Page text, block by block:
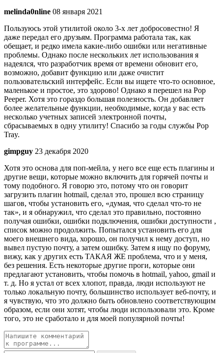
melinda0nline 08 января 2021
Пользуюсь этой утилитой около 3-х лет добросовестно! Я
даже передал его друзьям. Программа работала так, как
обещает, и редко имела какие-либо ошибки или негативные
проблемы. Однако после нескольких лет использования я
надеялся, что разработчик время от времени обновит его,
возможно, добавит функцию или даже очистит
пользовательский интерфейс. Если вы ищете что-то основное,
маленькое и простое, это здорово! Однако я перешел на Pop
Peeper. Хотя это гораздо большая полезность. Он добавляет
более желательные функции, необходимые, когда у вас есть
несколько учетных записей электронной почты,
сбрасываемых в одну утилиту! Спасибо за годы службы Pop
Tray.
gimpguy 23 декабря 2020
Хотя это основа для поп-мейла, у него все еще есть плагины и
другие вещи, которые можно включить для горячей почты и
тому подобного. Я говорю это, потому что он говорит
загрузить плагин hotmail, сделал это, прошел всю страницу
шагов, чтобы установить его, «думая, что сделал что-то не
так», и я обнаружил, что сделал это правильно, постоянно
получая ошибки, ошибки подключения, ошибки доступности ,
список можно продолжить. Попытался установить его для
моего внешнего вида, хорошо, он получил к нему доступ, но
вывел пустую почту, а затем ошибку. Затем я ищу по форуму,
вижу, как у других есть ТАКАЯ ЖЕ проблема, что и у меня,
без решения. Есть некоторые другие проги, которые они
предлагают установить, чтобы помочь в hotmail, yahoo, gmail и
т. д. Но я устал от всех хлопот, правда, люди используют не
только локальную почту, большинство использует веб-почту, и
я чувствую, что это должно быть обновлено соответствующим
образом, если они хотят, чтобы люди использовали это. Кроме
того, это не сработало и для моей популярной почты!